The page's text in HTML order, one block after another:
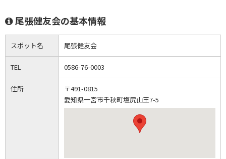
尾張健友会の基本情報
スポット名 尾張健友会
TEL 0586-76-0003
住所
〒491-0815
愛知県一宮市千秋町塩尻山王7-5